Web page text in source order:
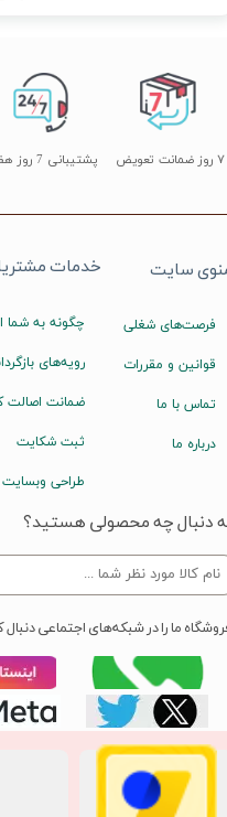
پشتیبانی 7 روز هفته ۷ روز ضمانت تعویض
خدمات
چگونه به شما
رویه‌های
ضمانت اصالت
ثبت شکایت
طراحی وبسایت
سایت
فرصت‌های شغلی
قوانین و مقررات
تماس با ما
درباره ما
دنبال چه محصولی هستید؟
ما را در شبکه‌های اجتماعی دنبال